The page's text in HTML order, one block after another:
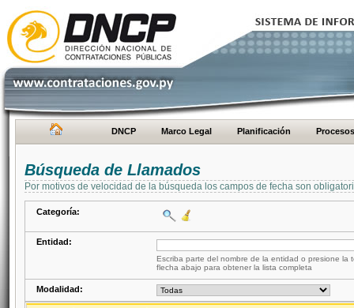
DNCP Marco Legal Planificación Procesos
Búsqueda de Llamados
Por motivos de velocidad de la búsqueda los campos de fecha son
Categoría:
Entidad:
Escriba parte del nombre de la entidad o presione la
flecha abajo para obtener la lista completa
Modalidad: